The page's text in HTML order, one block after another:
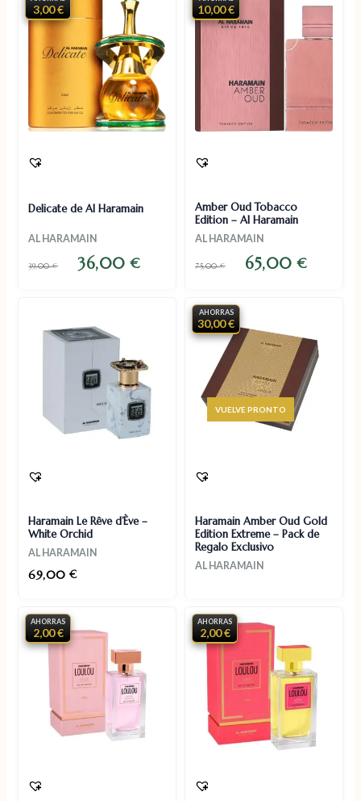
3,00 €
Delicate de Al Haramain
AL HARAMAIN
39,00€ 36,00€
10,00 €
Amber Oud Tobacco
Edition – Al Haramain
AL HARAMAIN
75,00€ 65,00€
Haramain Le Rêve d’Ève –
White Orchid
AL HARAMAIN
69,00€
AHORRAS
30,00 €
AGOTADO
Haramain Amber Oud Gold
Edition Extreme – Pack de
Regalo Exclusivo
AL HARAMAIN
AHORRAS
2,00 €
AHORRAS
2,00 €